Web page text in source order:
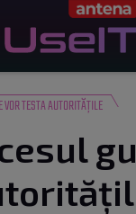
TESTA AUTORITĂȚILE